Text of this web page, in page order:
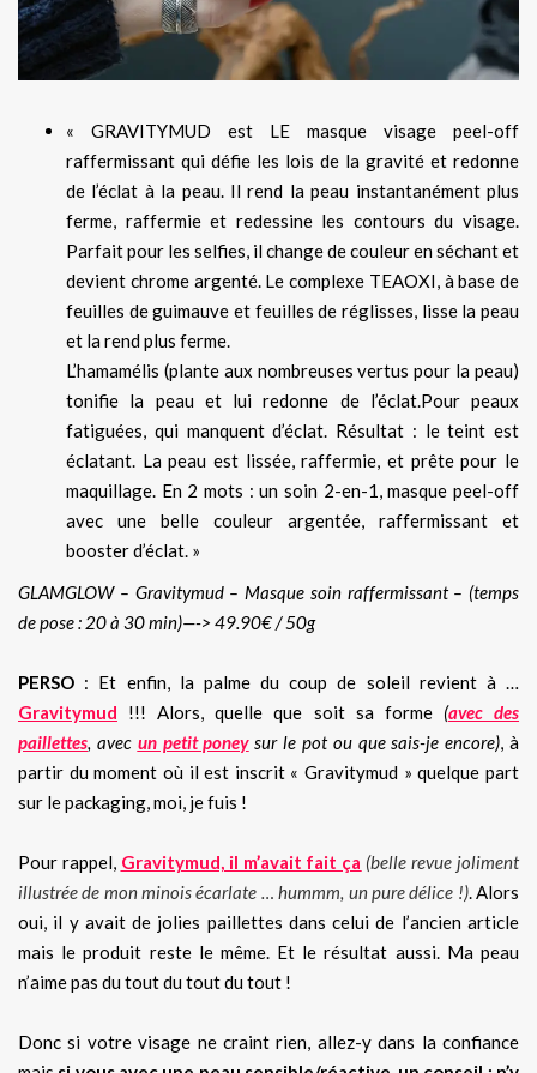
« GRAVITYMUD est LE masque visage peel-off
raffermissant qui défie les lois de la gravité et redonne
de l’éclat à la peau. Il rend la peau instantanément plus
ferme, raffermie et redessine les contours du visage.
Parfait pour les selfies, il change de couleur en séchant et
devient chrome argenté. Le complexe TEAOXI, à base de
feuilles de guimauve et feuilles de réglisses, lisse la peau
et la rend plus ferme.
L’hamamélis (plante aux nombreuses vertus pour la peau)
tonifie la peau et lui redonne de l’éclat.Pour peaux
fatiguées, qui manquent d’éclat. Résultat : le teint est
éclatant. La peau est lissée, raffermie, et prête pour le
maquillage. En 2 mots : un soin 2-en-1, masque peel-off
avec une belle couleur argentée, raffermissant et
booster d’éclat. »
GLAMGLOW – Gravitymud – Masque soin raffermissant – (temps
de pose : 20 à 30 min)—-> 49.90€ / 50g
PERSO : Et enfin, la palme du coup de soleil revient à …
Gravitymud !!! Alors, quelle que soit sa forme (avec des
paillettes, avec un petit poneysur le pot ou que sais-je encore), à
partir du moment où il est inscrit « Gravitymud » quelque part
sur le packaging, moi, je fuis !
Pour rappel, Gravitymud, il m’avait fait ça (belle revue joliment
illustrée de mon minois écarlate … hummm, un pure délice !). Alors
oui, il y avait de jolies paillettes dans celui de l’ancien article
mais le produit reste le même. Et le résultat aussi. Ma peau
n’aime pas du tout du tout du tout !
Donc si votre visage ne craint rien, allez-y dans la confiance